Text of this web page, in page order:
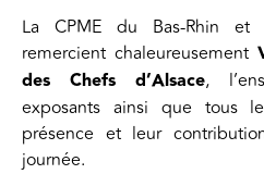
La CPME du Bas-Rhin et
remercient chaleureusement
des Chefs d’Alsace,
exposants ainsi que tous
présence et leur
journée.